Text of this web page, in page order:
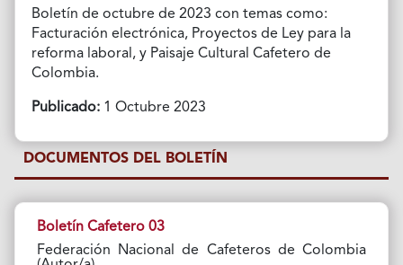
Boletín de octubre de 2023 con temas como:
Facturación electrónica, Proyectos de Ley para la
reforma laboral, y Paisaje Cultural Cafetero de
Colombia.
Publicado:1 Octubre 2023
DOCUMENTOS DEL BOLETÍN
Boletín Cafetero 03
Federación Nacional de Cafeteros de Colombia